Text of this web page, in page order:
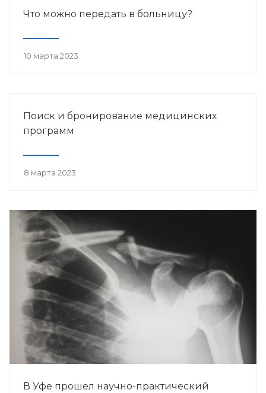
Что можно передать в больницу?
10 марта 2023
Поиск и бронирование медицинских
программ
8 марта 2023
В Уфе прошел научно-практический